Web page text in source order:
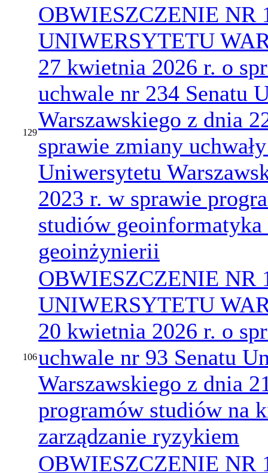
129
OBWIESZCZENIE NR
UNIWERSYTETU
27 kwietnia 2026 r. o
uchwale nr 234 Senatu
Warszawskiego z dnia
sprawie zmiany
Uniwersytetu
2023 r. w sprawie
studiów
geoinżynierii
106
OBWIESZCZENIE NR
UNIWERSYTETU
20 kwietnia 2026 r. o
uchwale nr 93 Senatu
Warszawskiego z dnia
programów studiów na
zarządzanie ryzykiem
OBWIESZCZENIE NR